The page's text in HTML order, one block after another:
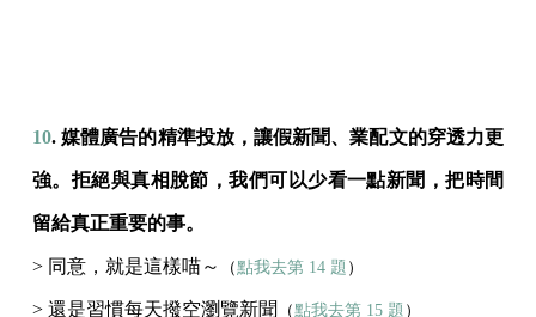
10. 媒體廣告的精準投放，讓假新聞、業配文的穿透力更
強。拒絕與真相脫節，我們可以少看一點新聞，把時間
留給真正重要的事。
> 同意，就是這樣喵～ （點我去第 14 題 ）
> 還是習慣每天撥空瀏覽新聞 （點我去第 15 題 ）